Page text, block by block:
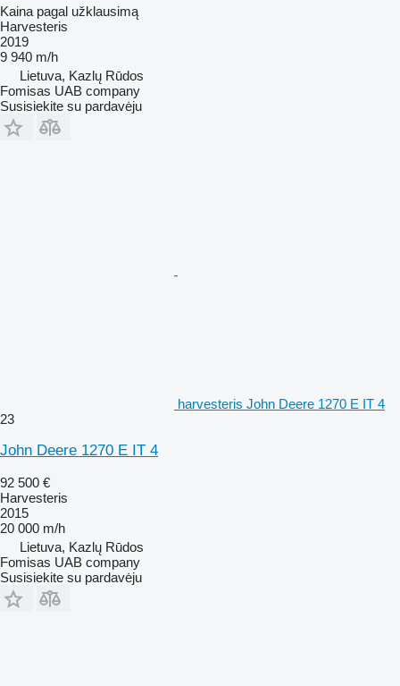
Kaina pagal užklausimą
Harvesteris
2019
9 940 m/h
Lietuva, Kazlų Rūdos
Fomisas UAB company
Susisiekite su pardavėju
harvesteris John Deere 1270 E IT 4
23
John Deere 1270 E IT 4
92 500 €
Harvesteris
2015
20 000 m/h
Lietuva, Kazlų Rūdos
Fomisas UAB company
Susisiekite su pardavėju